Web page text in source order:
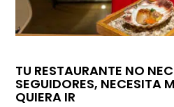
TU RESTAURANTE NO
SEGUIDORES, NECESITA
QUIERA IR